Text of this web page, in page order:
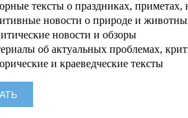
тексты о праздниках,
новости о природе и
новости и обзоры
об актуальных проблемах,
и краеведческие тексты